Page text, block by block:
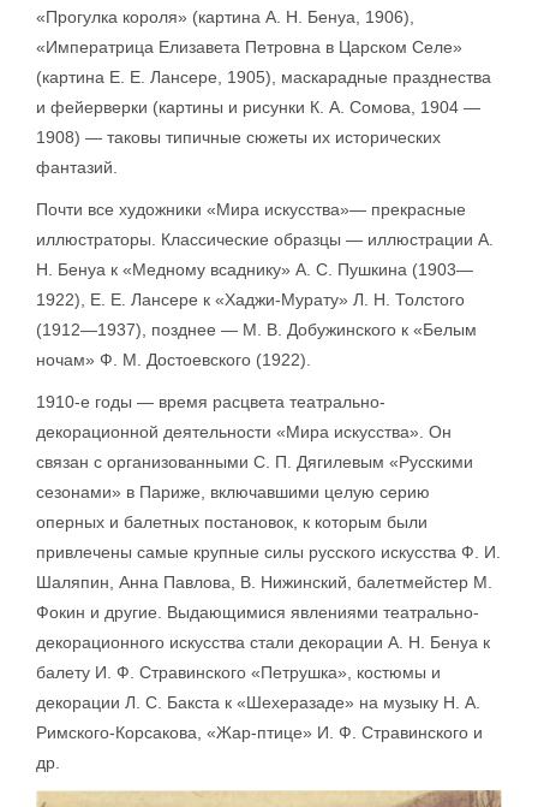
«Прогулка короля» (картина А. Н. Бенуа, 1906),
«Императрица Елизавета Петровна в Царском Селе»
(картина Е. Е. Лансере, 1905), маскарадные празднества
и фейерверки (картины и рисунки К. А. Сомова, 1904 —
1908) — таковы типичные сюжеты их исторических
фантазий.
Почти все художники «Мира искусства»— прекрасные
иллюстраторы. Классические образцы — иллюстрации А.
Н. Бенуа к «Медному всаднику» А. С. Пушкина (1903—
1922), Е. Е. Лансере к «Хаджи-Мурату» Л. Н. Толстого
(1912—1937), позднее — М. В. Добужинского к «Белым
ночам» Ф. М. Достоевского (1922).
1910-е годы — время расцвета театрально-
декорационной деятельности «Мира искусства». Он
связан с организованными С. П. Дягилевым «Русскими
сезонами» в Париже, включавшими целую серию
оперных и балетных постановок, к которым были
привлечены самые крупные силы русского искусства Ф. И.
Шаляпин, Анна Павлова, В. Нижинский, балетмейстер М.
Фокин и другие. Выдающимися явлениями театрально-
декорационного искусства стали декорации А. Н. Бенуа к
балету И. Ф. Стравинского «Петрушка», костюмы и
декорации Л. С. Бакста к «Шехеразаде» на музыку Н. А.
Римского-Корсакова, «Жар-птице» И. Ф. Стравинского и
др.